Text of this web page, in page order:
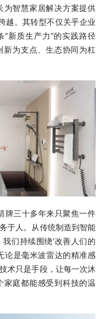
为智慧家居解决方案提供
越。其转型不仅关乎企业
新质生产力”的实践路径
为支点、生态协同为杠
牌三十多年来只聚焦一件
于人。从传统制造到智能
们持续围绕‘改善人们的
论是毫米波雷达的精准感
术只是手段，让每一次沐
庭都能感受到科技的温